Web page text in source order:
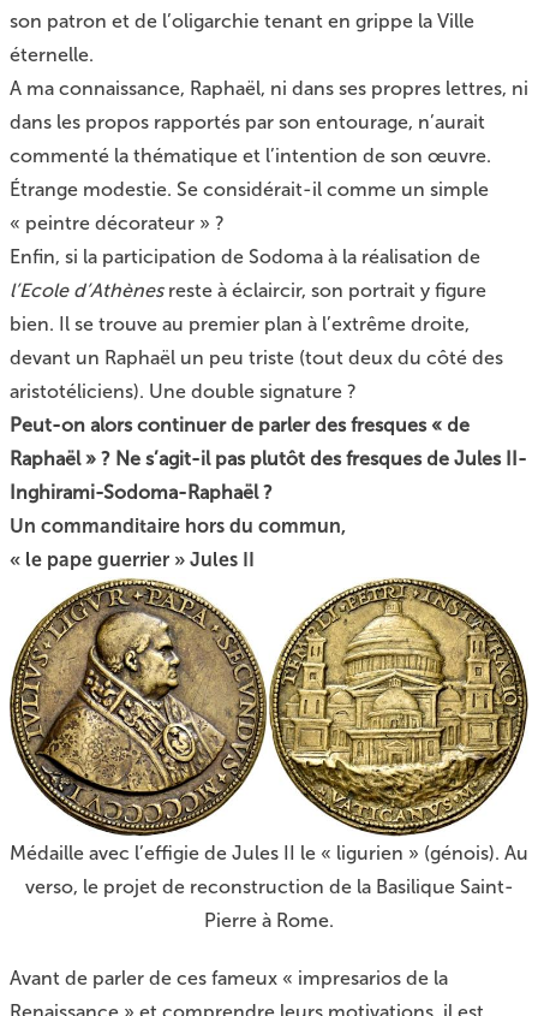
son patron et de l’oligarchie tenant en grippe la Ville
éternelle.
A ma connaissance, Raphaël, ni dans ses propres lettres, ni
dans les propos rapportés par son entourage, n’aurait
commenté la thématique et l’intention de son œuvre.
Étrange modestie. Se considérait-il comme un simple
« peintre décorateur » ?
Enfin, si la participation de Sodoma à la réalisation de
l’Ecole d’Athènesreste à éclaircir, son portrait y figure
bien. Il se trouve au premier plan à l’extrême droite,
devant un Raphaël un peu triste (tout deux du côté des
aristotéliciens). Une double signature ?
Peut-on alors continuer de parler des fresques « de
Raphaël » ? Ne s’agit-il pas plutôt des fresques de Jules II-
Inghirami-Sodoma-Raphaël ?
Un commanditaire hors du commun,
« le pape guerrier » Jules II
Médaille avec l’effigie de Jules II le « ligurien » (génois). Au
verso, le projet de reconstruction de la Basilique Saint-
Pierre à Rome.
Avant de parler de ces fameux « impresarios de la